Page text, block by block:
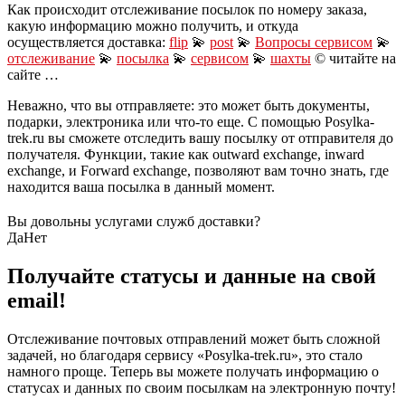
Как происходит отслеживание посылок по номеру заказа,
какую информацию можно получить, и откуда
осуществляется доставка: flip 💫 post 💫 Вопросы сервисом 💫
отслеживание 💫 посылка 💫 сервисом 💫 шахты © читайте на
сайте …
Неважно, что вы отправляете: это может быть документы,
подарки, электроника или что-то еще. С помощью Posylka-
trek.ru вы сможете отследить вашу посылку от отправителя до
получателя. Функции, такие как outward exchange, inward
exchange, и Forward exchange, позволяют вам точно знать, где
находится ваша посылка в данный момент.
Вы довольны услугами служб доставки?
ДаНет
Получайте статусы и данные на свой
email!
Отслеживание почтовых отправлений может быть сложной
задачей, но благодаря сервису «Posylka-trek.ru», это стало
намного проще. Теперь вы можете получать информацию о
статусах и данных по своим посылкам на электронную почту!